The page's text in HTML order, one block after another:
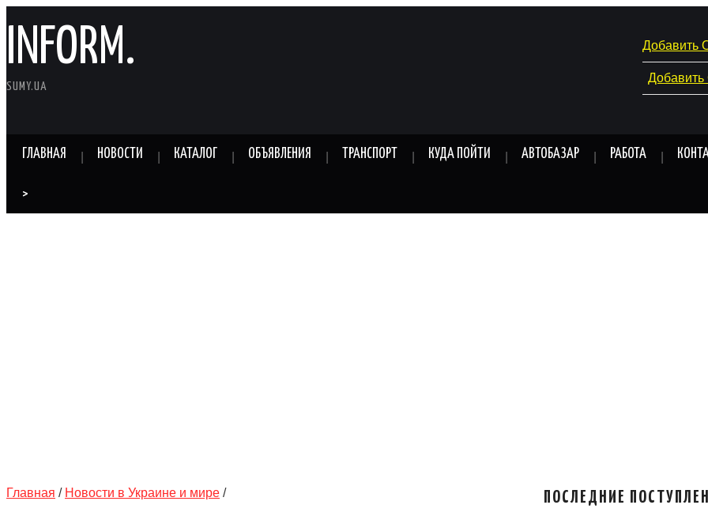
INFORM.
SUMY.UA
Добавить
ГЛАВНАЯ НОВОСТИ КАТАЛОГ ОБЪЯВЛЕНИЯ ТРАНСПОРТ КУДА ПОЙТИ АВТОБАЗАР РАБОТА
>
Главная / Новости в Украине и мире /
ПОСЛЕДНИЕ